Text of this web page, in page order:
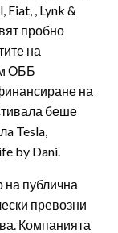
Fiat, , Lynk &
пробно
на
ОББ
на
беше
Tesla,
by Dani.
на публична
превозни
Компанията